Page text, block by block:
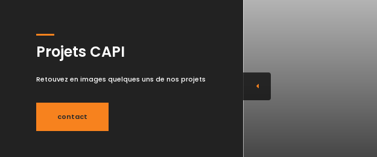
Projets CAPI
Retouvez en images quelques uns de nos projets
contact